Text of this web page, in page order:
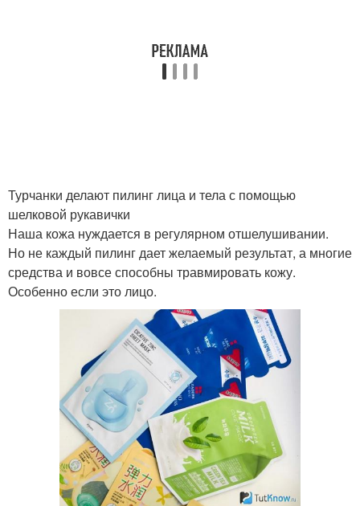
Турчанки делают пилинг лица и тела с помощью
шелковой рукавички
Наша кожа нуждается в регулярном отшелушивании.
Но не каждый пилинг дает желаемый результат, а многие
средства и вовсе способны травмировать кожу.
Особенно если это лицо.